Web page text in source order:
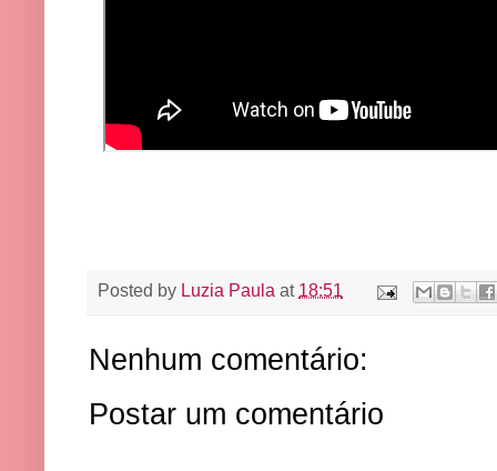
Posted by Luzia Paula at 18:51
Nenhum comentário:
Postar um comentário